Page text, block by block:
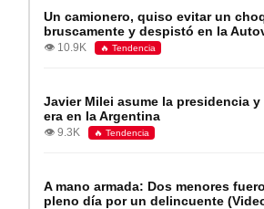
Un camionero, quiso evitar un
bruscamente y despistó en la
👁️ 10.9K 🔥 Tendencia
Javier Milei asume la presidencia
era en la Argentina
👁️ 9.3K 🔥 Tendencia
A mano armada: Dos menores
pleno día por un delincuente